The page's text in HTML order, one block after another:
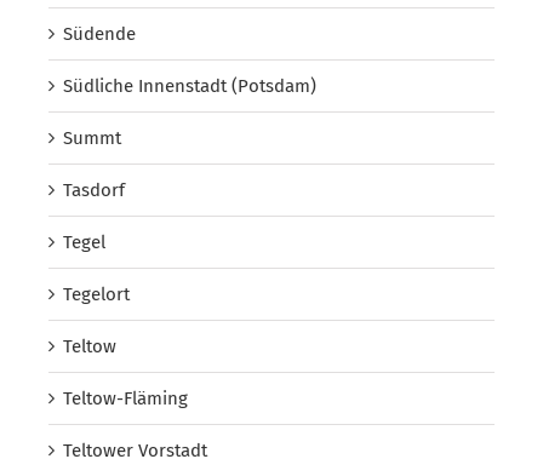
Südende
Südliche Innenstadt (Potsdam)
Summt
Tasdorf
Tegel
Tegelort
Teltow
Teltow-Fläming
Teltower Vorstadt